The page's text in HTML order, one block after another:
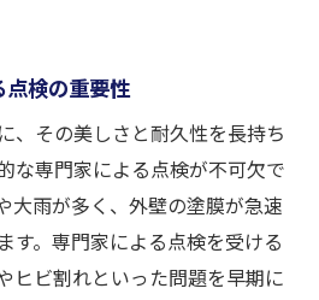
点検の重要性
、その美しさと耐久性を長持ち
な専門家による点検が不可欠で
大雨が多く、外壁の塗膜が急速
す。専門家による点検を受ける
ヒビ割れといった問題を早期に